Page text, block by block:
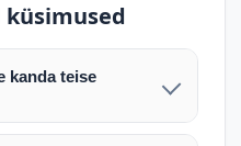
kanda teise
teile domeeni